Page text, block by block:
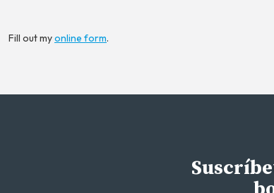
Fill out myonline form.